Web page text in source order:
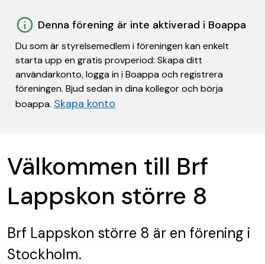
Denna förening är inte aktiverad i Boappa
Du som är styrelsemedlem i föreningen kan enkelt
starta upp en gratis provperiod: Skapa ditt
användarkonto, logga in i Boappa och registrera
föreningen. Bjud sedan in dina kollegor och börja
boappa. Skapa konto
Välkommen till Brf
Lappskon större 8
Brf Lappskon större 8 är en förening i
Stockholm.